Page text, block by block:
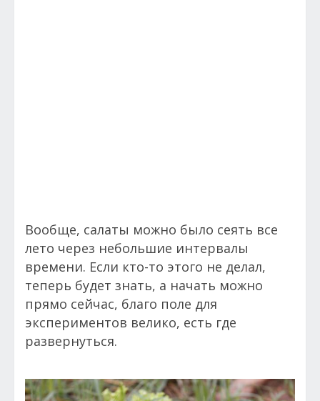
Вообще, салаты можно было сеять все
лето через небольшие интервалы
времени. Если кто-то этого не делал,
теперь будет знать, а начать можно
прямо сейчас, благо поле для
экспериментов велико, есть где
развернуться.